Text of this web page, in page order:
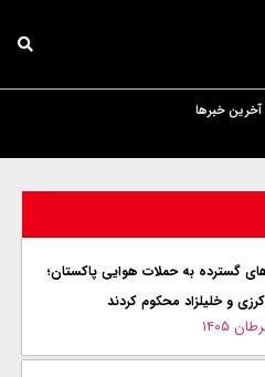
آخرین خبرها
گسترده به حملات هوایی پاکستان؛
کرزی و خلیلزاد محکوم کردند